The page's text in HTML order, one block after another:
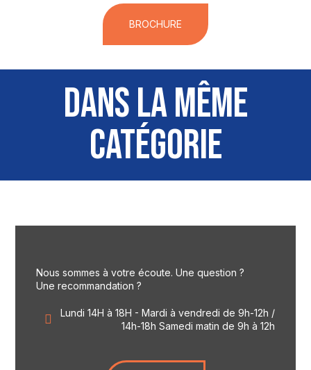
BROCHURE
DANS LA MÊME
CATÉGORIE
Nous sommes à votre écoute. Une question ?
Une recommandation ?
Lundi 14H à 18H - Mardi à vendredi de 9h-12h /
14h-18h Samedi matin de 9h à 12h